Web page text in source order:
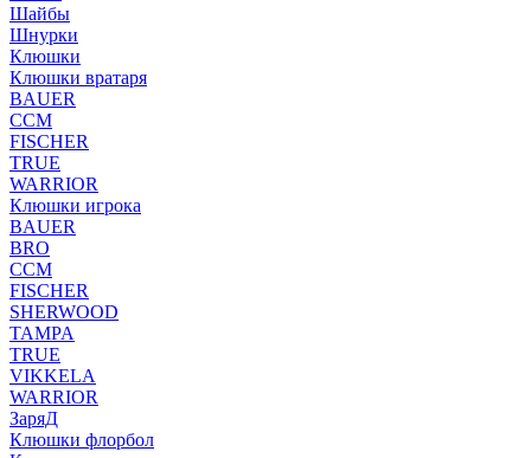
Шайбы
Шнурки
Клюшки
Клюшки вратаря
BAUER
CCM
FISCHER
TRUE
WARRIOR
Клюшки игрока
BAUER
BRO
CCM
FISCHER
SHERWOOD
TAMPA
TRUE
VIKKELA
WARRIOR
ЗаряД
Клюшки флорбол